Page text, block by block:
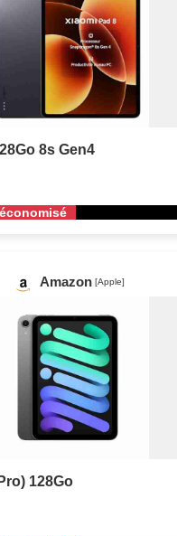
8s Gen4
Amazon [Apple]
128Go